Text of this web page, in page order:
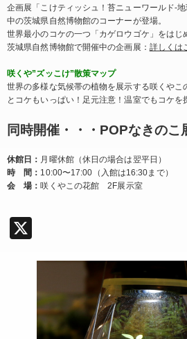
企画展「こけティッシュ！苔ニューワールド-
中の茨城県自然博物館のコーナーが登場。
世界最小のコケの一つ「カゲロウゴケ」をはじ
茨城県自然博物館で開催中の企画展： 詳しくは
咲くや”ズッこけ”散策マップ
世界の多様な気候帯の植物を展示する咲くやこ
とコケもいっぱい！足元注意！温室でもコケを
同時開催・・・POPなきのこ
休館日： 月曜休館（休日の場合は翌平日）
時 間： 10:00〜17:00（入館は16:30まで）
会 場：咲くやこの花館 2F展示室